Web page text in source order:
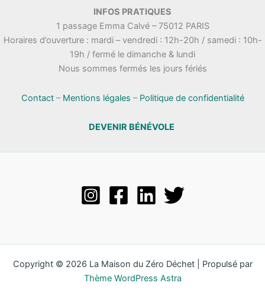
INFOS PRATIQUES
1 passage Emma Calvé – 75012 PARIS
Horaires d’ouverture : mardi – vendredi : 12h-20h / samedi : 10h-
19h / fermé le dimanche & lundi
Nous sommes fermés les jours fériés
Contact– Mentions légales – Politique de confidentialité
DEVENIR BÉNÉVOLE
Copyright © 2026 La Maison du Zéro Déchet | Propulsé par
Thème WordPress Astra